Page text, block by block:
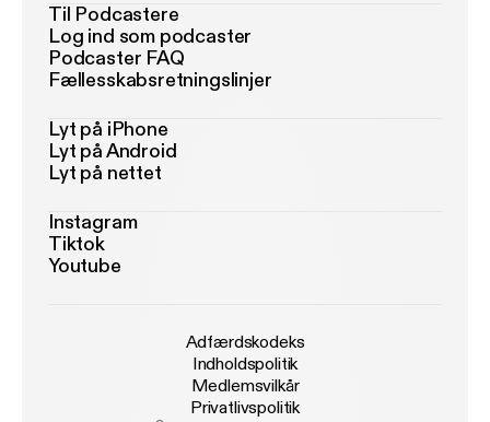
Til Podcastere
Log ind som podcaster
Podcaster FAQ
Fællesskabsretningslinjer
Lyt på iPhone
Lyt på Android
Lyt på nettet
Instagram
Tiktok
Youtube
Adfærdskodeks
Indholdspolitik
Medlemsvilkår
Privatlivspolitik